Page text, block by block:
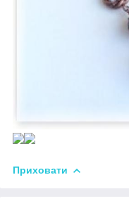
Приховати